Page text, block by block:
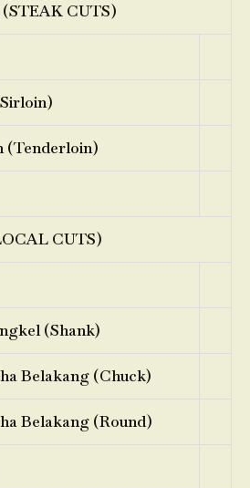
CUTS)
(Tenderloin)
CUTS)
(Shank)
Belakang (Chuck)
Belakang (Round)